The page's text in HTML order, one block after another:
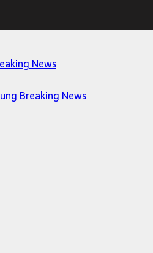
News
Breaking News